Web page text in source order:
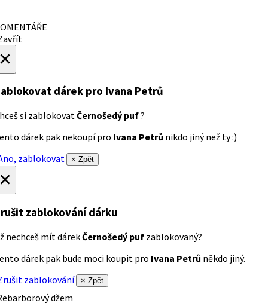
dárek pro Ivana Petrů
si zablokovatČernošedý puf?
dárek pak nekoupí pro Ivana Petrů nikdo jiný než ty :)
zablokovat
× Zpět
zablokování dárku
nechceš mít dárekČernošedý puf zablokovaný?
dárek pak bude moci koupit pro Ivana Petrů někdo jiný.
zablokování
× Zpět